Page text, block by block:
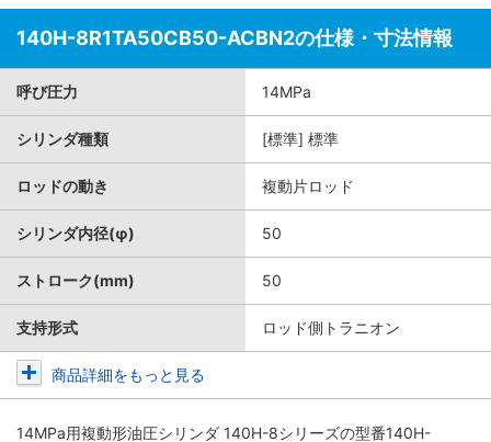
140H-8R1TA50CB50-ACBN2の仕様・寸法情報
呼び圧力 14MPa
シリンダ種類 [標準] 標準
ロッドの動き 複動片ロッド
シリンダ内径(φ) 50
ストローク(mm) 50
支持形式 ロッド側トラニオン
商品詳細をもっと見る
14MPa用複動形油圧シリンダ 140H-8シリーズの型番140H-